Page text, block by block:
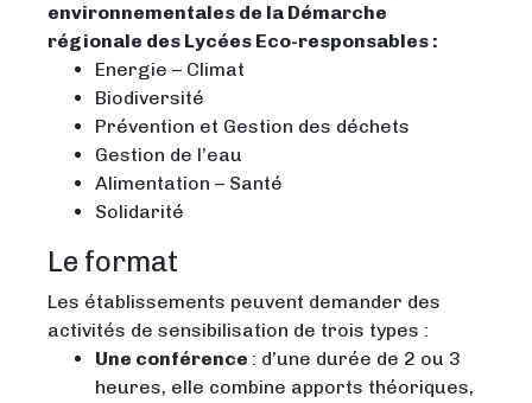
environnementales de la Démarche
régionale des Lycées Eco-responsables :
Energie – Climat
Biodiversité
Prévention et Gestion des déchets
Gestion de l’eau
Alimentation – Santé
Solidarité
Le format
Les établissements peuvent demander des
activités de sensibilisation de trois types :
Une conférence : d’une durée de 2 ou 3
heures, elle combine apports théoriques,